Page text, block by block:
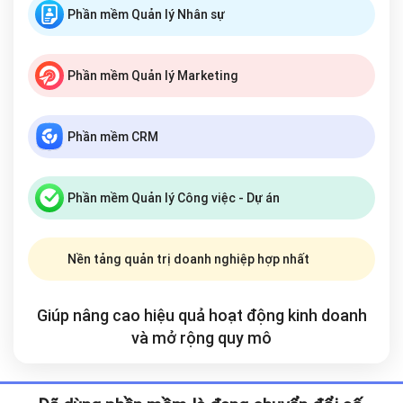
Phần mềm Quản lý Nhân sự
Phần mềm Quản lý Marketing
Phần mềm CRM
Phần mềm Quản lý Công việc - Dự án
Nền tảng quản trị doanh nghiệp hợp nhất
Giúp nâng cao hiệu quả hoạt động kinh doanh
và mở rộng quy mô